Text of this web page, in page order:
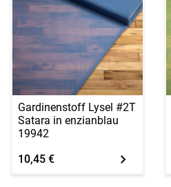
Gardinenstoff Lysel #2T
Satara in enzianblau
19942
10,45 €